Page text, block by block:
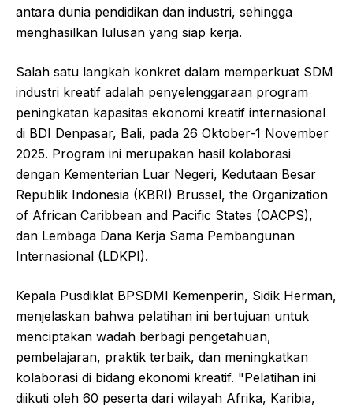
antara dunia pendidikan dan industri, sehingga
menghasilkan lulusan yang siap kerja.
Salah satu langkah konkret dalam memperkuat SDM
industri kreatif adalah penyelenggaraan program
peningkatan kapasitas ekonomi kreatif internasional
di BDI Denpasar, Bali, pada 26 Oktober-1 November
2025. Program ini merupakan hasil kolaborasi
dengan Kementerian Luar Negeri, Kedutaan Besar
Republik Indonesia (KBRI) Brussel, the Organization
of African Caribbean and Pacific States (OACPS),
dan Lembaga Dana Kerja Sama Pembangunan
Internasional (LDKPI).
Kepala Pusdiklat BPSDMI Kemenperin, Sidik Herman,
menjelaskan bahwa pelatihan ini bertujuan untuk
menciptakan wadah berbagi pengetahuan,
pembelajaran, praktik terbaik, dan meningkatkan
kolaborasi di bidang ekonomi kreatif. "Pelatihan ini
diikuti oleh 60 peserta dari wilayah Afrika, Karibia,